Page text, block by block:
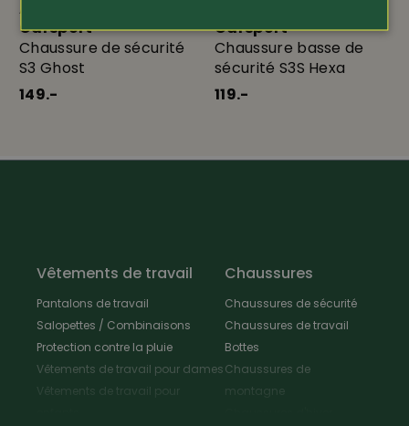
Article 446710
Garsport
Chaussure de sécurité
S3 Ghost
149.-
Garsport
Chaussure basse de
sécurité S3S Hexa
119.-
Vêtements de travail
Pantalons de travail
Salopettes / Combinaisons
Protection contre la pluie
Vêtements de travail pour dames
Vêtements de travail pour
Chaussures
Chaussures de sécurité
Chaussures de travail
Bottes
Chaussures de
montagne